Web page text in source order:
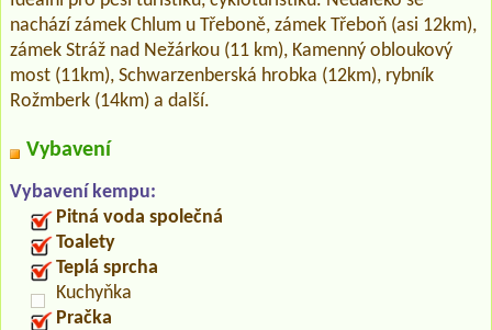
nachází zámek Chlum u Třeboně, zámek Třeboň (asi 12km),
zámek Stráž nad Nežárkou (11 km), Kamenný obloukový
most (11km), Schwarzenberská hrobka (12km), rybník
Rožmberk (14km) a další.
Vybavení
Vybavení kempu:
Pitná voda společná
Toalety
Teplá sprcha
Kuchyňka
Pračka